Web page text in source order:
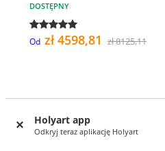
Holyart app
Odkryj teraz aplikację Holyart
DOSTĘPNY
Od zł 4598,81 zł 8125,11